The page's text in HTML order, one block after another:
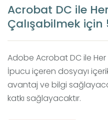
Acrobat DC ile
Çalışabilmek için
Adobe Acrobat DC ile
İpucu içeren dosyayı
avantaj ve bilgi
katkı sağlayacaktır.